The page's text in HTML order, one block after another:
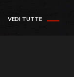
VEDI TUTTE